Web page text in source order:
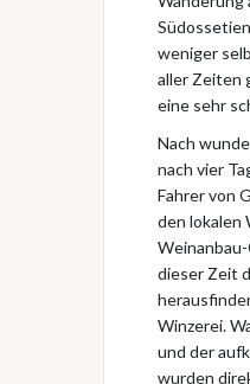
weniger
aller Zeiten
eine sehr
Nach
nach vier
Fahrer von
den lokalen
dieser Zeit
Winzerei.
und der
wurden